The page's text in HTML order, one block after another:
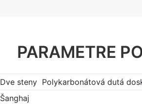
PARAMETRE
Dve steny Polykarbonátová dutá
Šanghaj